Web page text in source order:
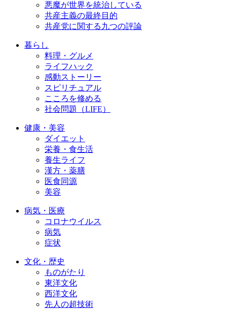
悪魔が世界を統治している
共産主義の最終目的
共産党に関する九つの評論
暮らし
料理・グルメ
ライフハック
感動ストーリー
スピリチュアル
こころを修める
社会問題（LIFE）
健康・美容
ダイエット
栄養・食生活
養生ライフ
漢方・薬膳
医食同源
美容
病気・医療
コロナウイルス
病気
症状
文化・歴史
ものがたり
東洋文化
西洋文化
先人の超技術